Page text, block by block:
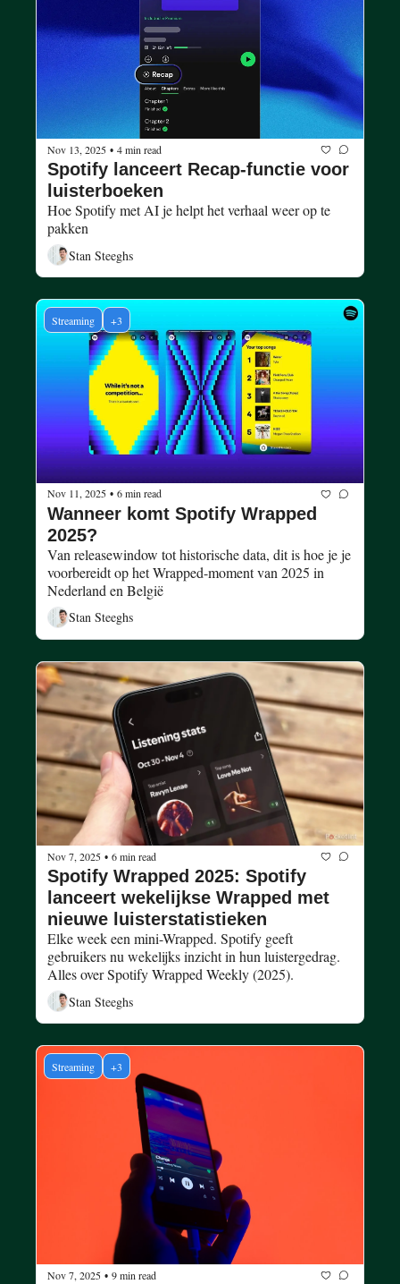
Nov 13, 2025 • 4 min read
Spotify lanceert Recap-functie voor
Hoe Spotify met AI je helpt het verhaal weer op te
Stan Steeghs
Streaming +3
Nov 11, 2025 • 6 min read
Wanneer komt Spotify Wrapped
2025?
Van releasewindow tot historische data, dit is hoe je je
voorbereidt op het Wrapped-moment van 2025 in
Nederland en België
Stan Steeghs
Nov 7, 2025 • 6 min read
Spotify Wrapped 2025: Spotify
lanceert wekelijkse Wrapped met
nieuwe luisterstatistieken
Elke week een mini-Wrapped. Spotify geeft
gebruikers nu wekelijks inzicht in hun luistergedrag.
Stan Steeghs
Streaming +3
Nov 7, 2025 • 9 min read